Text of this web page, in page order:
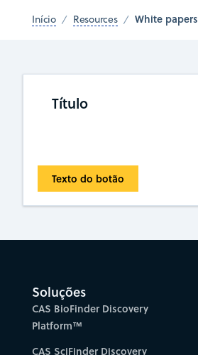
Início Resources White papers
Título
Texto do botão
Soluções
CAS BioFinder Discovery
Platform™
CAS SciFinder Discovery